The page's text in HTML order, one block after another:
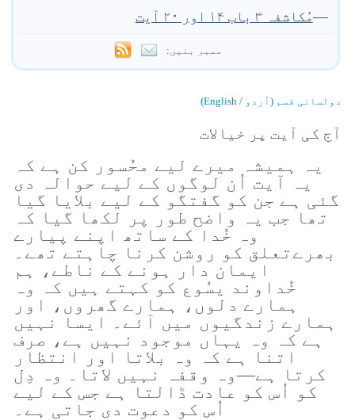
—مُکاشفہ ۳ باب ۱۴ اور ۲۰ آیت
ممبر بنیں:
دولسانی قسم (اُردو / English)
آج کی آیت پر خیالات
یہ ہمیشہ میرے لیے محُسور کن ہے کہ
یہ آیت اُن لوگوں کے لیے حوالہ دی
گئی ہے جن کو گفتگو کے لیے بلایا گیا
تھا جب یہ واضح طور پر لکھا گیا کہ
وہ خُدا کے ساتھ اپنے پیارے
بھرےتعلق کو روشن کرنا چاہتے تھے۔
ایمان دار ہونے کے ناطے، ہم
خُداوند یسُوع کو کہتے ہیں کہ وہ
ہمارے دلوں، ہمارے گھروں، اور
ہمارے زندگیوں میں آئے۔ ایسا نہیں
ہے کہ وہ یہاں موجود نہیں ہے، صرف
اتنا ہے کہ وہ بلاتا اور انتظار
کرتا ہے—وہ وقفہ نہیں لاتا۔ وہ دِل
کو اُس کو عادت ڈالتا ہے جس کے لیے
اُس کو دعوت دی جاتی ہے۔